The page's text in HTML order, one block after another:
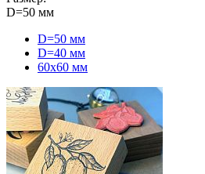
D=50 мм
D=50 мм
D=40 мм
60х60 мм